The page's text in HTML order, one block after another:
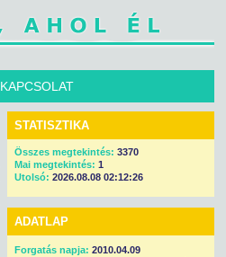
KAPCSOLAT
STATISZTIKA
Összes megtekintés: 3370
Mai megtekintés: 1
Utolsó: 2026.08.08 02:12:26
ADATLAP
Forgatás napja: 2010.04.09